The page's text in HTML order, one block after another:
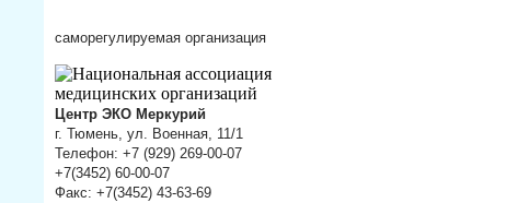
саморегулируемая организация
Центр ЭКО Меркурий
г. Тюмень, ул. Военная, 11/1
Телефон: +7 (929) 269-00-07
+7(3452) 60-00-07
Факс: +7(3452) 43-63-69